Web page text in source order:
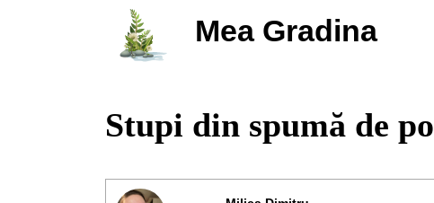
Mea Gradina
Stupi din spumă de